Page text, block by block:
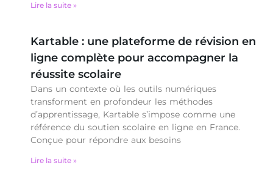
Lire la suite »
Kartable : une plateforme de révision en
ligne complète pour accompagner la
réussite scolaire
Dans un contexte où les outils numériques
transforment en profondeur les méthodes
d’apprentissage, Kartable s’impose comme une
référence du soutien scolaire en ligne en France.
Conçue pour répondre aux besoins
Lire la suite »